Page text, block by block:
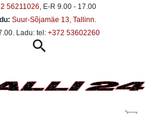
56211026, E-R 9.00 - 17.00
Suur-Sõjamäe 13, Tallinn.
Ladu: tel: +372 53602260